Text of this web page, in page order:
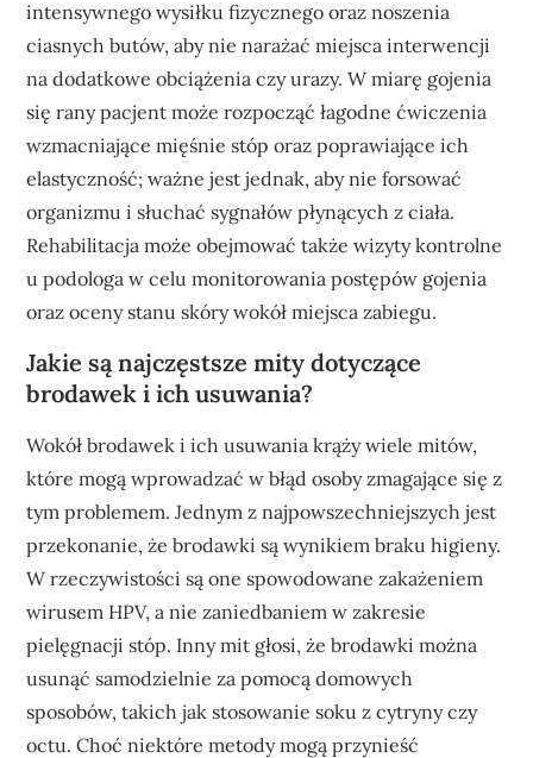
intensywnego wysiłku fizycznego oraz noszenia
ciasnych butów, aby nie narażać miejsca interwencji
na dodatkowe obciążenia czy urazy. W miarę gojenia
się rany pacjent może rozpocząć łagodne ćwiczenia
wzmacniające mięśnie stóp oraz poprawiające ich
elastyczność; ważne jest jednak, aby nie forsować
organizmu i słuchać sygnałów płynących z ciała.
Rehabilitacja może obejmować także wizyty kontrolne
u podologa w celu monitorowania postępów gojenia
oraz oceny stanu skóry wokół miejsca zabiegu.
Jakie są najczęstsze mity dotyczące
brodawek i ich usuwania?
Wokół brodawek i ich usuwania krąży wiele mitów,
które mogą wprowadzać w błąd osoby zmagające się z
tym problemem. Jednym z najpowszechniejszych jest
przekonanie, że brodawki są wynikiem braku higieny.
W rzeczywistości są one spowodowane zakażeniem
wirusem HPV, a nie zaniedbaniem w zakresie
pielęgnacji stóp. Inny mit głosi, że brodawki można
usunąć samodzielnie za pomocą domowych
sposobów, takich jak stosowanie soku z cytryny czy
octu. Choć niektóre metody mogą przynieść